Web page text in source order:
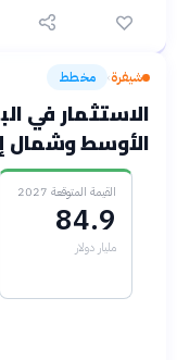
شيفرة› مخطط
الاستثمار في
الأوسط وشمال
القيمة المتوقعة 2027
84.9
مليار دولار